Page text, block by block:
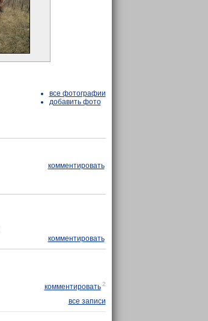
все фотографии
добавить фото
комментировать
комментировать
комментировать 2
все записи